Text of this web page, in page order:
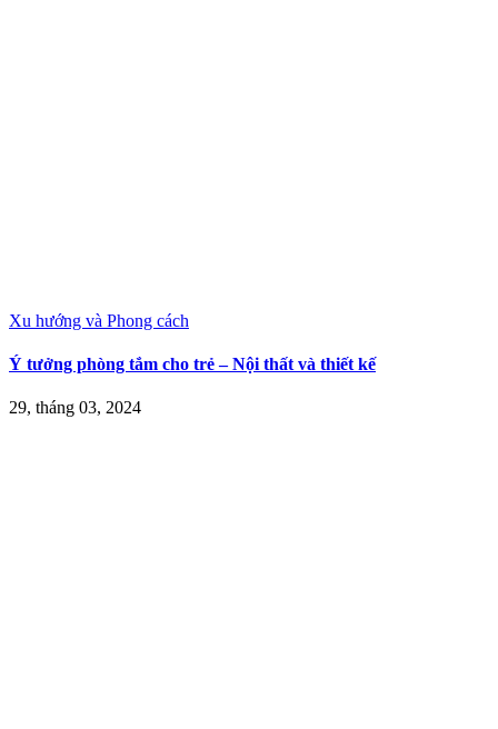
Xu hướng và Phong cách
Ý tưởng phòng tắm cho trẻ – Nội thất và thiết kế
29, tháng 03, 2024